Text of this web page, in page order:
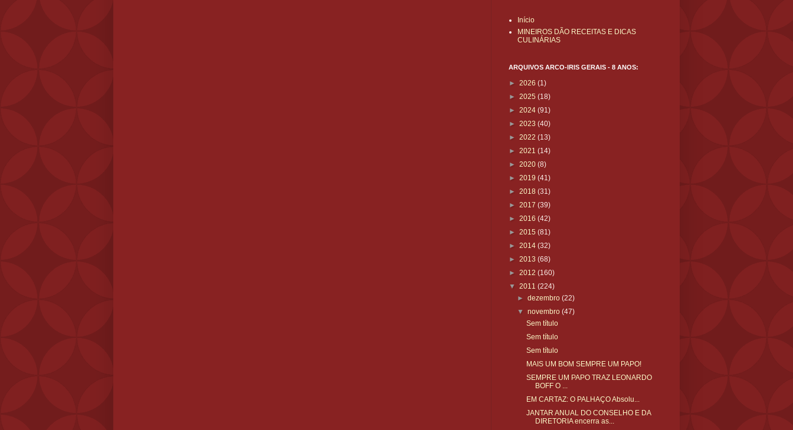
Início
MINEIROS DÃO RECEITAS E DICAS
CULINÁRIAS
ARQUIVOS ARCO-IRIS GERAIS - 8 ANOS:
► 2026 (1)
► 2025 (18)
► 2024 (91)
► 2023 (40)
► 2022 (13)
► 2021 (14)
► 2020 (8)
► 2019 (41)
► 2018 (31)
► 2017 (39)
► 2016 (42)
► 2015 (81)
► 2014 (32)
► 2013 (68)
► 2012 (160)
▼ 2011 (224)
►dezembro(22)
▼novembro(47)
Sem título
Sem título
Sem título
MAIS UM BOM SEMPRE UM PAPO!
SEMPRE UM PAPO TRAZ LEONARDO
BOFF O ...
EM CARTAZ: O PALHAÇO Absolu...
JANTAR ANUAL DO CONSELHO E DA
DIRETORIA encerra as...